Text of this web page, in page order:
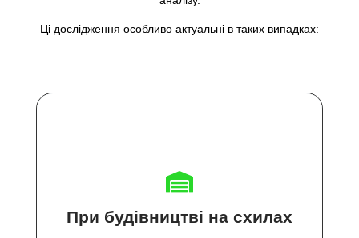
Ці дослідження особливо актуальні в таких випадках:
При будівництві на схилах